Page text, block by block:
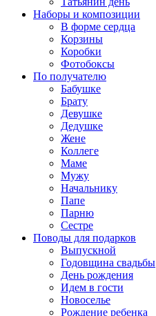
Наборы и композиции
В форме сердца
Корзины
Коробки
Фотобоксы
По получателю
Бабушке
Брату
Девушке
Дедушке
Жене
Коллеге
Маме
Мужу
Начальнику
Папе
Парню
Сестре
Поводы для подарков
Выпускной
Годовщина свадьбы
День рождения
Идем в гости
Новоселье
Рождение ребенка